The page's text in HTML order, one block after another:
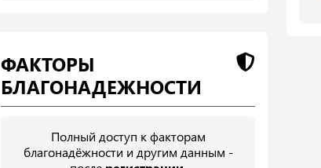
ФАКТОРЫ
БЛАГОНАДЕЖНОСТИ
Полный доступ к факторам
благонадёжности и другим данным -